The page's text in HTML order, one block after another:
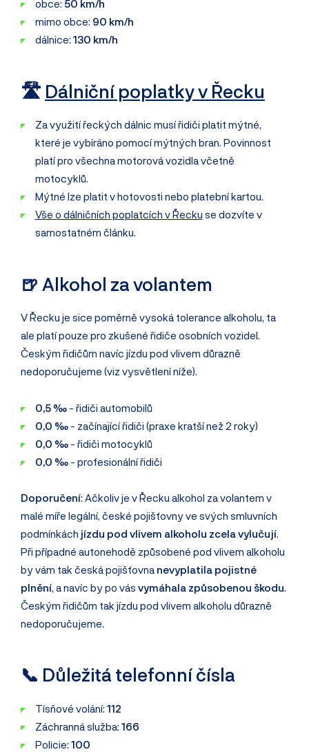
obce: 50 km/h
mimo obce: 90 km/h
dálnice: 130 km/h
🛣️ Dálniční poplatky v Řecku
Za využití řeckých dálnic musí řidiči platit mýtné,
které je vybíráno pomocí mýtných bran. Povinnost
platí pro všechna motorová vozidla včetně
motocyklů.
Mýtné lze platit v hotovosti nebo platební kartou.
Vše o dálničních poplatcích v Řecku se dozvíte v
samostatném článku.
🍺 Alkohol za volantem
V Řecku je sice poměrně vysoká tolerance alkoholu, ta
ale platí pouze pro zkušené řidiče osobních vozidel.
Českým řidičům navíc jízdu pod vlivem důrazně
nedoporučujeme (viz vysvětlení níže).
0,5 ‰ - řidiči automobilů
0,0 ‰ - začínající řidiči (praxe kratší než 2 roky)
0,0 ‰ - řidiči motocyklů
0,0 ‰ - profesionální řidiči
Doporučení: Ačkoliv je v Řecku alkohol za volantem v
malé míře legální, české pojišťovny ve svých smluvních
podmínkách jízdu pod vlivem alkoholu zcela vylučují.
Při případné autonehodě způsobené pod vlivem alkoholu
by vám tak česká pojišťovna nevyplatila pojistné
plnění, a navíc by po vás vymáhala způsobenou škodu.
Českým řidičům tak jízdu pod vlivem alkoholu důrazně
nedoporučujeme.
📞 Důležitá telefonní čísla
Tísňové volání: 112
Záchranná služba: 166
Policie: 100